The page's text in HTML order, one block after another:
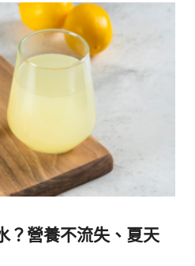
？營養不流失、夏天